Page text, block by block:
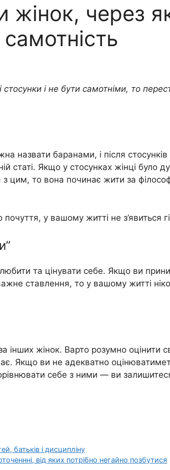
через
і не бути самотніми, то
назвати баранами, і після
статі. Якщо у стосунках жінці було
з цим, то вона починає жити за
у вашому житті не з’явиться
та цінувати себе. Якщо ви
ставлення, то у вашому житті
інших жінок. Варто розумно оцінити
Якщо ви не адекватно
себе з ними — ви
батьків і дисципліну
від яких потрібно негайно позбутися